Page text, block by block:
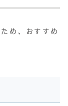
め、おすすめ